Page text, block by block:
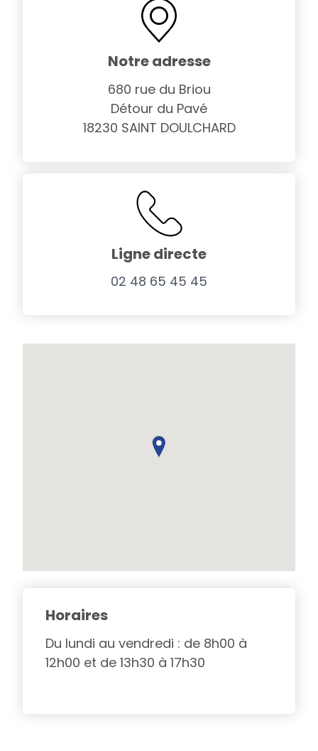
Notre adresse
680 rue du Briou
Détour du Pavé
18230 SAINT DOULCHARD
Ligne directe
02 48 65 45 45
Horaires
Du lundi au vendredi : de 8h00 à
12h00 et de 13h30 à 17h30